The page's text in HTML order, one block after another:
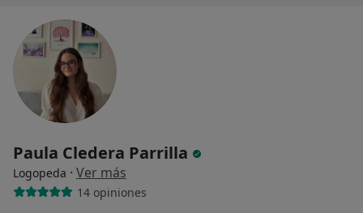
Paula Cledera Parrilla
Logopeda · Ver más
14 opiniones